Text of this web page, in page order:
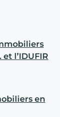
l’IDUFIR
en